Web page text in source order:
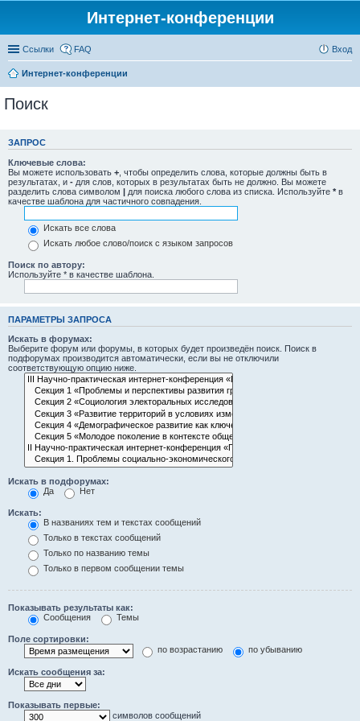
Интернет-конференции
Ссылки FAQ Вход
Интернет-конференции
Поиск
ЗАПРОС
Ключевые слова:
Вы можете использовать + , чтобы определить слова, которые должны быть в
результатах, и - для слов, которых в результатах быть не должно. Вы можете
разделить слова символом | для поиска любого слова из списка. Используйте * в
качестве шаблона для частичного совпадения.
Искать все слова
Искать любое слово/поиск с языком запросов
Поиск по автору:
Используйте * в качестве шаблона.
ПАРАМЕТРЫ ЗАПРОСА
Искать в форумах:
Выберите форум или форумы, в которых будет произведён поиск. Поиск в
подфорумах производится автоматически, если вы не отключили
соответствующую опцию ниже.
Искать в подфорумах:
Да
Нет
Искать:
В названиях тем и текстах сообщений
Только в текстах сообщений
Только по названию темы
Только в первом сообщении темы
Показывать результаты как:
Сообщения
Темы
Поле сортировки:
по возрастанию
по убыванию
Искать сообщения за:
Показывать первые:
символов сообщений